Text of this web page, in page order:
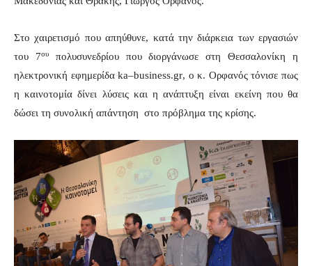
Στο χαιρετισμό που απηύθυνε, κατά την διάρκεια των εργασιών
του 7ουπολυσυνεδρίου που διοργάνωσε στη Θεσσαλονίκη η
ηλεκτρονική εφημερίδαka–business.gr, ο κ. Ορφανός τόνισε πως
η καινοτομία δίνει λύσεις και η ανάπτυξη είναι εκείνη που θα
δώσει τη συνολική απάντηση στο πρόβλημα της κρίσης.